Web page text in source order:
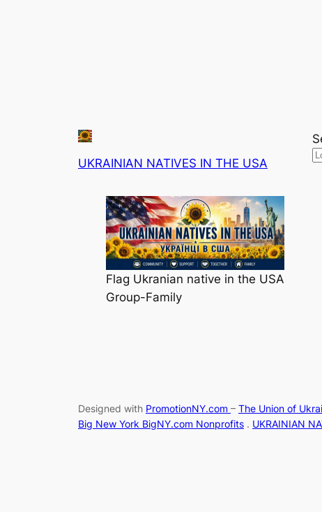
UKRAINIAN NATIVES IN THE USA
Flag Ukranian native in the USA
Group-Family
Designed with PromotionNY.com – The Union of
Big New York BigNY.com Nonprofits . UKRAINIAN